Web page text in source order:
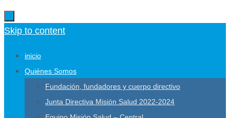
Skip to content
inicio
Quiénes Somos
Fundación, fundadores y cuerpo directivo
Junta Directiva Misión Salud 2022-2024